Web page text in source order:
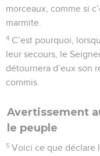
morceaux, comme si
marmite.
4 C’est pourquoi,
leur secours, le
détournera d’eux son
commis.
Avertissement
le peuple
5 Voici ce que déclare